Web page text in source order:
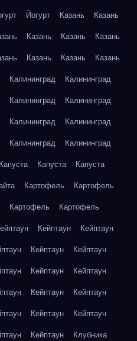
Йогурт Казань
Казань
Казань Казань
Казань
Казань Казань
Казань
Калининград
Калининград
Калининград
Калининград
Калининград
Калининград
Калининград
Калининград
Капуста Капуста
Капуста
Картофель
Картофель
Картофель
Картофель
Кейптаун
Кейптаун
Кейптаун
Кейптаун
Кейптаун
Кейптаун
Кейптаун
Кейптаун
Кейптаун
Кейптаун
Кейптаун
Клубника